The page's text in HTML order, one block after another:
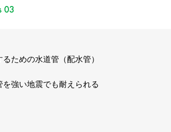
ための水道管（配水管）
強い地震でも耐えられる